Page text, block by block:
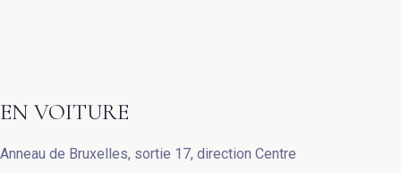
EN VOITURE
Anneau de Bruxelles, sortie 17, direction Centre